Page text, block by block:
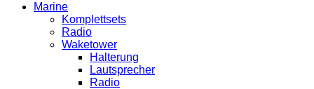
Marine
Komplettsets
Radio
Waketower
Halterung
Lautsprecher
Radio